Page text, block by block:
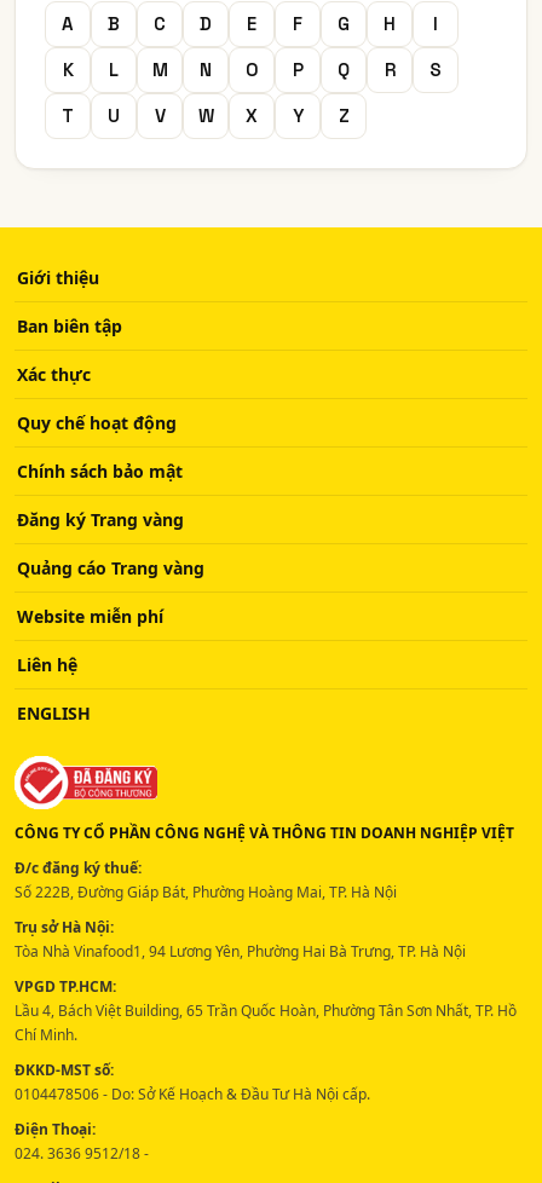
A B C D E F G H
I
K
L M N O P Q R
S
T
U V W X Y Z
Giới thiệu
Ban biên tập
Xác thực
Quy chế hoạt động
Chính sách bảo mật
Đăng ký Trang vàng
Quảng cáo Trang vàng
Website miễn phí
Liên hệ
ENGLISH
CÔNG TY CỔ PHẦN CÔNG NGHỆ VÀ THÔNG TIN DOANH NGHIỆP VIỆT
Đ/c đăng ký thuế:
Số 222B, Đường Giáp Bát, Phường Hoàng Mai, TP. Hà Nội
Trụ sở Hà Nội:
Tòa Nhà Vinafood1, 94 Lương Yên, Phường Hai Bà Trưng, TP. Hà Nội
VPGD TP.HCM:
Lầu 4, Bách Việt Building, 65 Trần Quốc Hoàn, Phường Tân Sơn Nhất, TP. Hồ
Chí Minh.
ĐKKD-MST số:
0104478506 - Do: Sở Kế Hoạch & Đầu Tư Hà Nội cấp.
Điện Thoại:
024. 3636 9512/18 -